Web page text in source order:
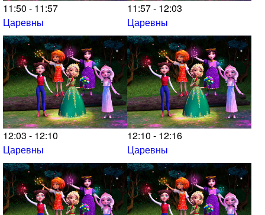
11:50 - 11:57
Царевны
11:57 - 12:03
Царевны
12:03 - 12:10
Царевны
12:10 - 12:16
Царевны